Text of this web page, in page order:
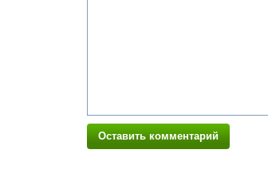
Оставить комментарий